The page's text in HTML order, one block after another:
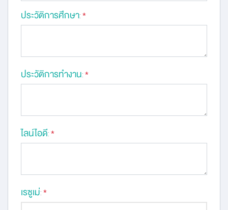
ประวัติการศึกษา: *
ประวัติการทำงาน: *
ไลน์ไอดี: *
เรซูเม่: *